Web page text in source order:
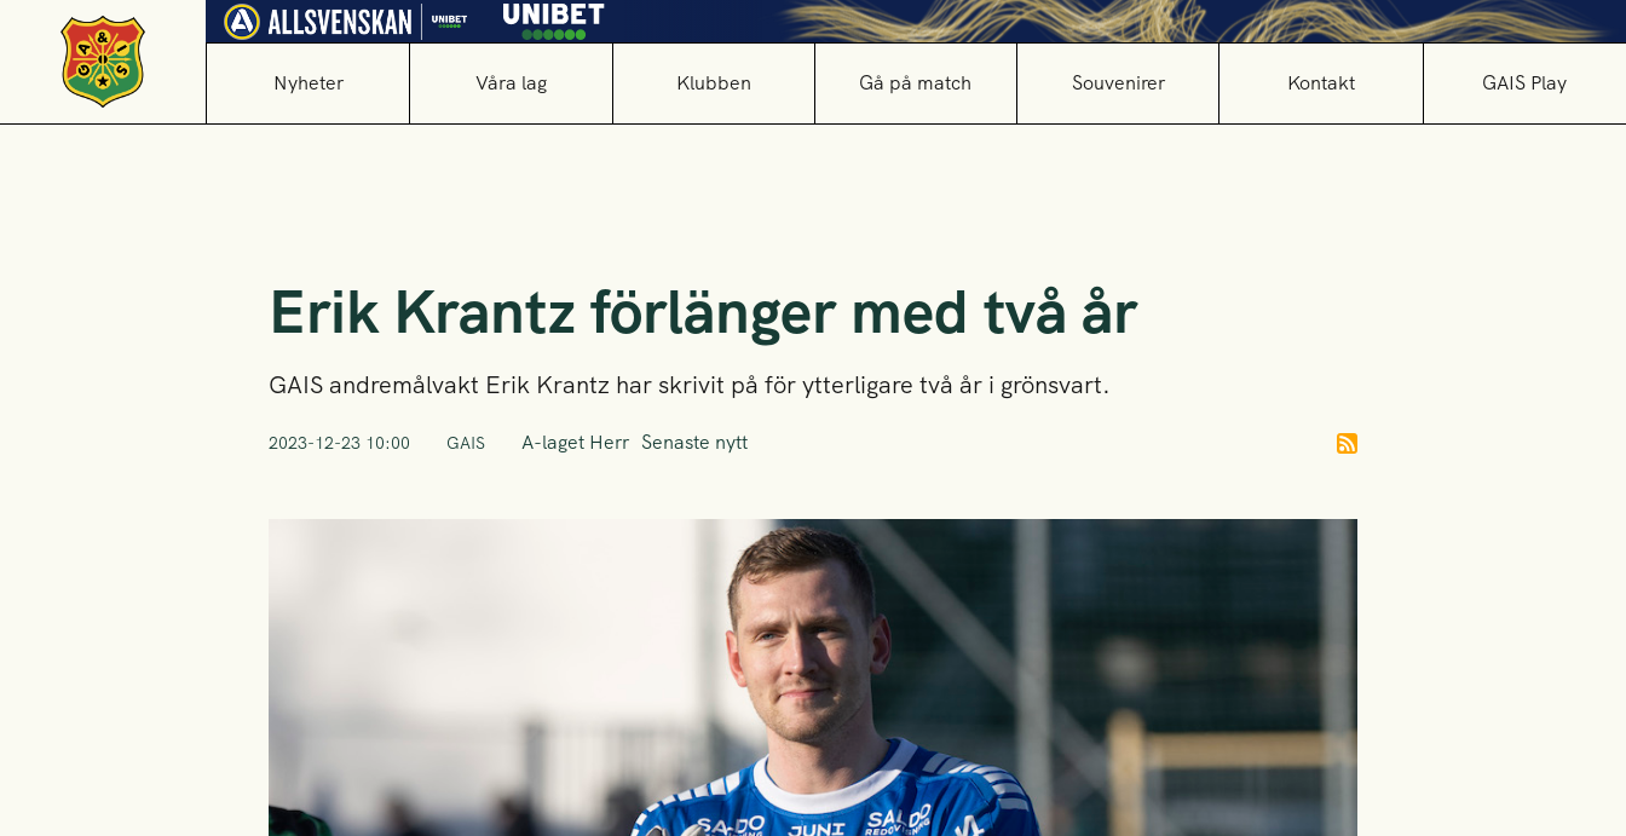
Nyheter Våra lag Klubben Gå på match Souvenirer Kontakt GAIS Play
Erik Krantz förlänger med två år
GAIS andremålvakt Erik Krantz har skrivit på för ytterligare två år i grönsvart.
2023-12-23 10:00 GAIS A-laget Herr Senaste nytt